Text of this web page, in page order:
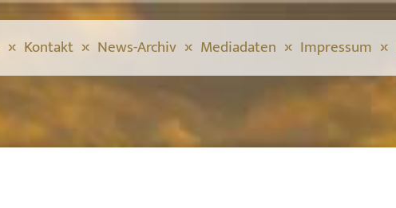
Kontakt News-Archiv Mediadaten Impressum